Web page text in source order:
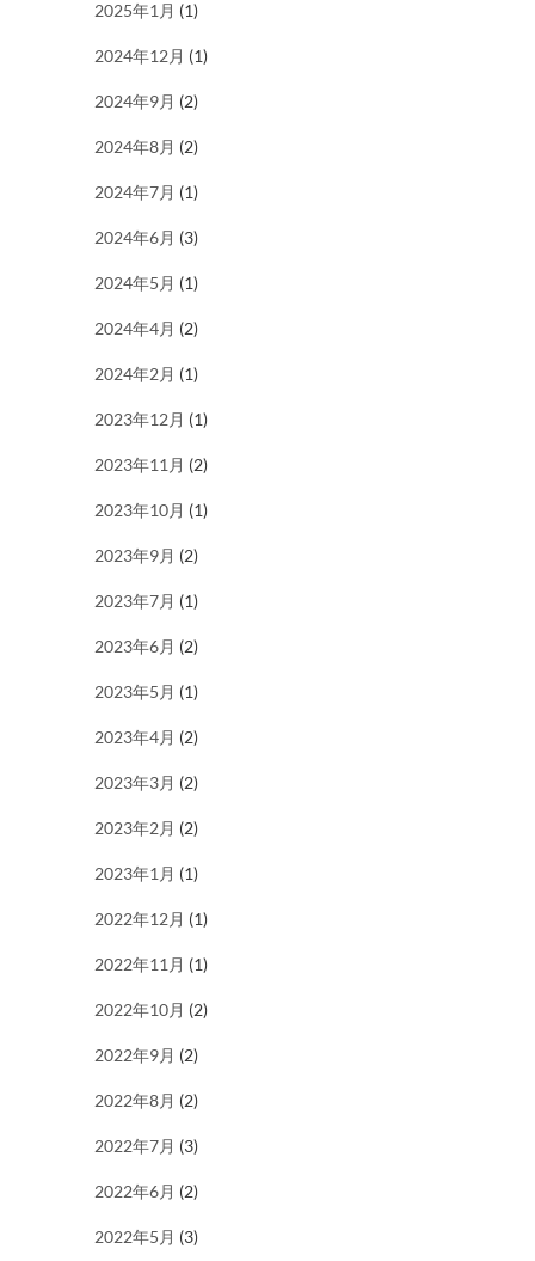
2025年1月 (1)
2024年12月 (1)
2024年9月 (2)
2024年8月 (2)
2024年7月 (1)
2024年6月 (3)
2024年5月 (1)
2024年4月 (2)
2024年2月 (1)
2023年12月 (1)
2023年11月 (2)
2023年10月 (1)
2023年9月 (2)
2023年7月 (1)
2023年6月 (2)
2023年5月 (1)
2023年4月 (2)
2023年3月 (2)
2023年2月 (2)
2023年1月 (1)
2022年12月 (1)
2022年11月 (1)
2022年10月 (2)
2022年9月 (2)
2022年8月 (2)
2022年7月 (3)
2022年6月 (2)
2022年5月 (3)